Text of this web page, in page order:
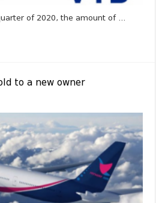
of 2020, the amount of …
to a new owner